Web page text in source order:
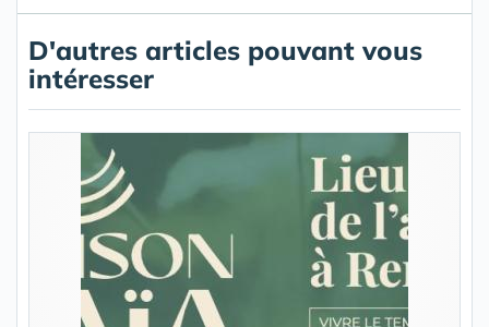
D'autres articles pouvant vous
intéresser